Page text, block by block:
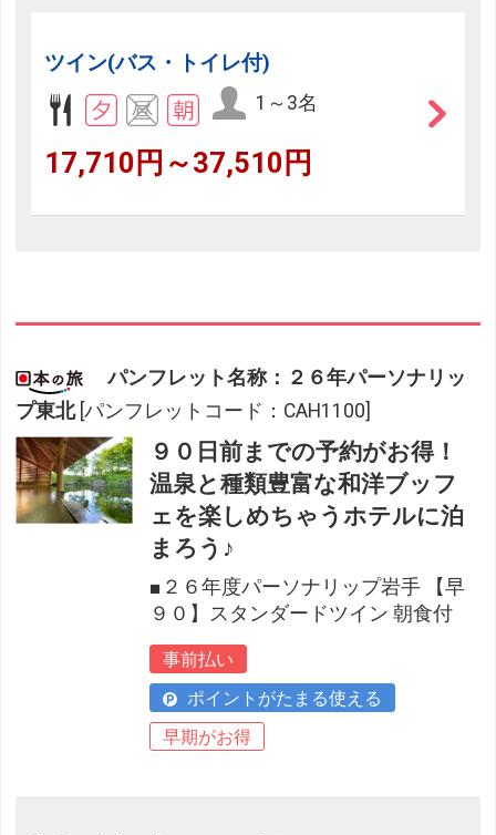
ツイン(バス・トイレ付)
1～3名
17,710円～37,510円
パンフレット名称：２６年パーソナリッ
プ東北 [パンフレットコード：CAH1100]
９０日前までの予約がお得！
温泉と種類豊富な和洋ブッフ
ェを楽しめちゃうホテルに泊
まろう♪
■２６年度パーソナリップ岩手 【早
９０】スタンダードツイン 朝食付
事前払い
ポイントがたまる使える
早期がお得